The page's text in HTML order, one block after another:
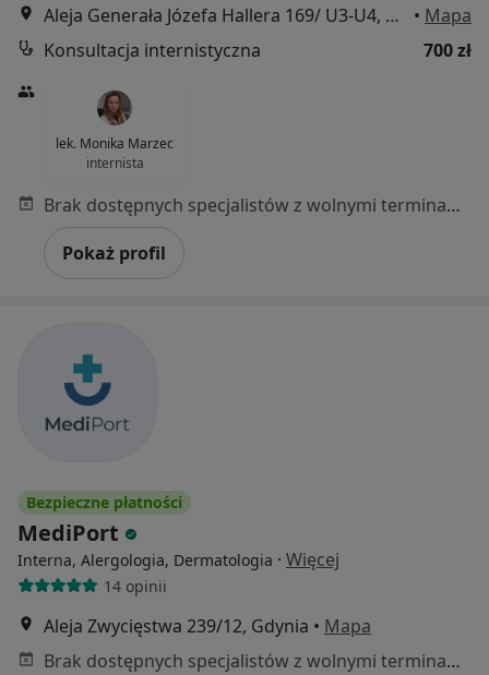
Aleja Generała Józefa Hallera 169/ U3-U4, Gdańsk • Mapa
Konsultacja internistyczna
700 zł
lek. Monika Marzec
internista
Brak dostępnych specjalistów z wolnymi terminami w tym centrum medycznym.
Pokaż profil
Bezpieczne płatności
MediPort
Interna, Alergologia, Dermatologia · Więcej
14 opinii
Aleja Zwycięstwa 239/12, Gdynia • Mapa
Brak dostępnych specjalistów z wolnymi terminami w tym centrum medycznym.